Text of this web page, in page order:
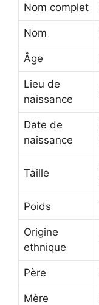
Nom complet
Nom
Âge
Lieu de
naissance
Date de
naissance
Taille
Poids
Origine
ethnique
Père
Mère